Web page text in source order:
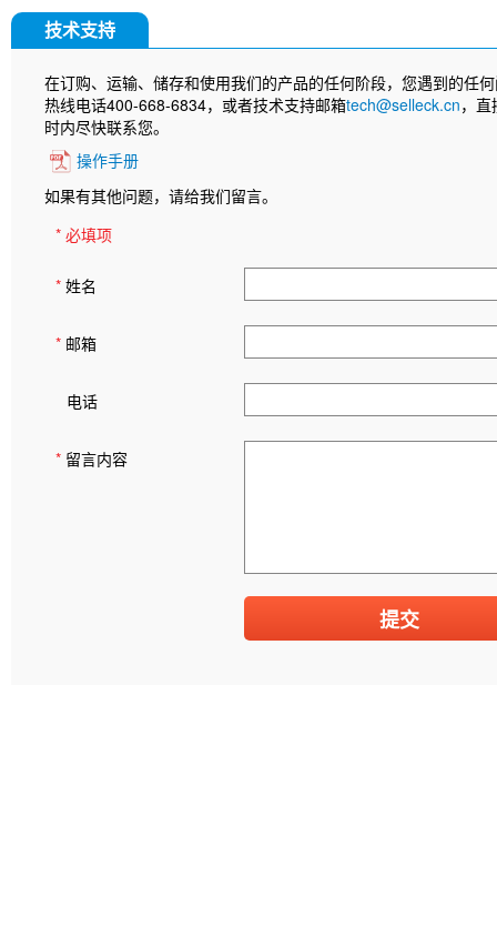
技术支持
在订购、运输、储存和使用我们的产品的任何阶段，您遇到的任
热线电话400-668-6834，或者技术支持邮箱tech@selleck.cn，
时内尽快联系您。
操作手册
如果有其他问题，请给我们留言。
* 必填项
* 姓名
* 邮箱
电话
* 留言内容